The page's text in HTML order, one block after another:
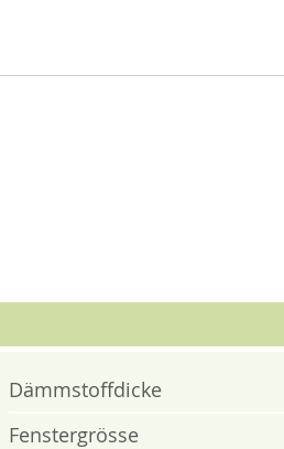
Dämmstoffdicke
Fenstergrösse